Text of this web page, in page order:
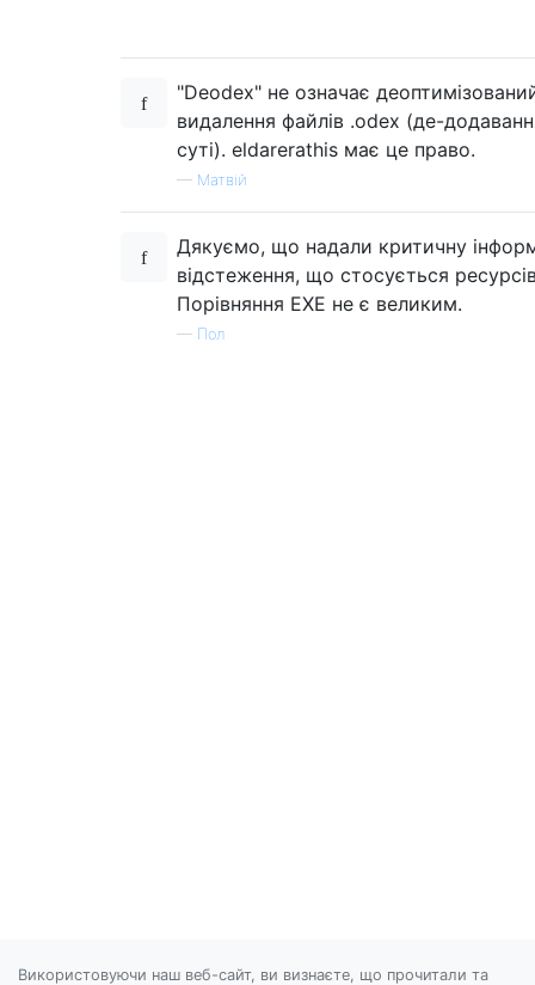
"Deodex" не означає
видалення файлів .odex (де-
суті). eldarerathis має це право.
— Матвій
Дякуємо, що надали критичну
відстеження, що стосується
Порівняння EXE не є великим.
— Пол
Використовуючи наш веб-сайт, ви визнаєте, що прочитали та